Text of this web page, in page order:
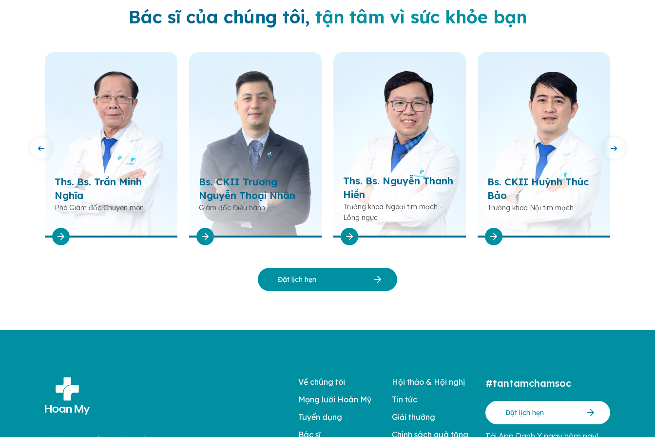
Bác sĩ của chúng tôi, tận tâm vì sức khỏe bạn
Ths. Bs. Trần Minh
Nghĩa
Phó Giám đốc Chuyên môn
Bs. CKII Trương
Nguyễn Thoại Nhân
Giám đốc Điều hành
Ths. Bs. Nguyễn Thanh
Hiền
Trưởng khoa Ngoại tim mạch -
Lồng ngực
Bs. CKII Huỳnh Thúc
Bảo
Trưởng khoa Nội tim mạch
Đặt lịch hẹn
Về chúng tôi
Mạng lưới Hoàn Mỹ
Tuyển dụng
Bác sĩ
Hội thảo & Hội nghị
Tin tức
Giải thưởng
Chính sách quà tặng
#tantamchamsoc
Đặt lịch hẹn